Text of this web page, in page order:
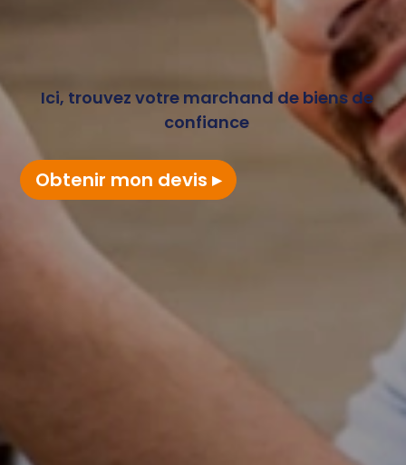
Ici, trouvez votre marchand de biens de
confiance
Obtenir mon devis